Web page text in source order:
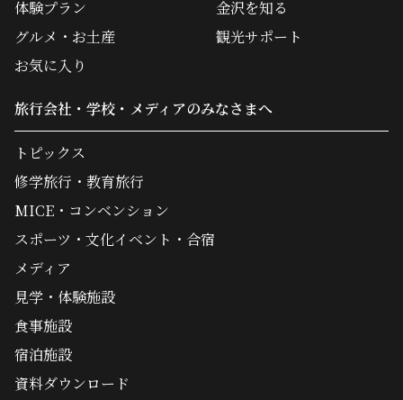
体験プラン
グルメ・お土産
金沢を知る
観光サポート
お気に入り
旅行会社・学校・メディアのみなさまへ
トピックス
修学旅行・教育旅行
MICE・コンベンション
スポーツ・文化イベント・合宿
メディア
見学・体験施設
食事施設
宿泊施設
資料ダウンロード